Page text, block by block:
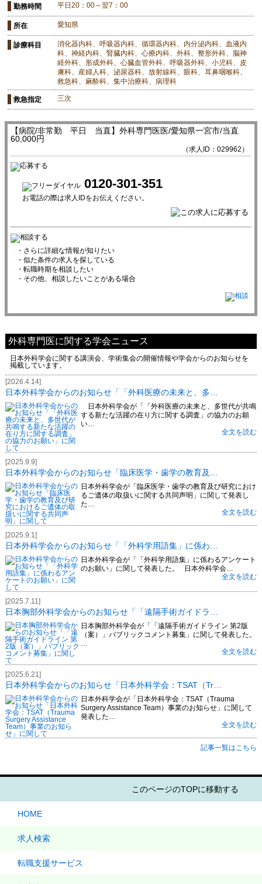
勤務時間 平日20：00～翌7：00
所在 愛知県
診療科目
消化器内科、呼吸器内科、循環器内科、内分泌内科、血液内
科、神経内科、腎臓内科、心療内科、外科、整形外科、脳神
経外科、形成外科、心臓血管外科、呼吸器外科、小児科、皮
膚科、産婦人科、泌尿器科、放射線科、眼科、耳鼻咽喉科、
救急科、麻酔科、集中治療科、病理科
救急指定 三次
【病院/非常勤 平日 当直】外科専門医医/愛知県一宮市/当直
60,000円
（求人ID：029962）
0120-301-351
お電話の際は求人IDをお伝えください。
・さらに詳細な情報が知りたい
・似た条件の求人を探している
・転職時期を相談したい
・その他、相談したいことがある場合
外科専門医に関する学会ニュース
日本外科学会に関する講演会、学術集会の開催情報や学会からのお知らせを
掲載しています。
[2026.4.14]
日本外科学会からのお知らせ「「外科医療の未来と、多…
日本外科学会が「「外科医療の未来と、多世代が共鳴
する新たな活躍の在り方に関する調査」の協力のお願
い…
全文を読む
[2025.9.9]
日本外科学会からのお知らせ「臨床医学・歯学の教育及…
日本外科学会が「臨床医学・歯学の教育及び研究におけ
るご遺体の取扱いに関する共同声明」に関して発表し
た…
全文を読む
[2025.9.1]
日本外科学会からのお知らせ「「外科学用語集」に係わ…
日本外科学会が「「外科学用語集」に係わるアンケート
のお願い」に関して発表した。 日本外科学会…
全文を読む
[2025.7.11]
日本胸部外科学会からのお知らせ「「遠隔手術ガイドラ…
日本胸部外科学会が「「遠隔手術ガイドライン 第2版
（案）」パブリックコメント募集」に関して発表した。
全文を読む
[2025.6.21]
日本外科学会からのお知らせ「日本外科学会：TSAT（Tr…
日本外科学会が「日本外科学会：TSAT（Trauma
Surgery Assistance Team）事業のお知らせ」に関して
発表した…
全文を読む
記事一覧はこちら
このページのTOPに移動する
HOME
求人検索
転職支援サービス